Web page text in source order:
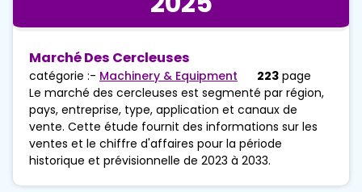
Marché Des Cercleuses
catégorie :- Machinery & Equipment 223 page
Le marché des cercleuses est segmenté par région,
pays, entreprise, type, application et canaux de
vente. Cette étude fournit des informations sur les
ventes et le chiffre d'affaires pour la période
historique et prévisionnelle de 2023 à 2033.